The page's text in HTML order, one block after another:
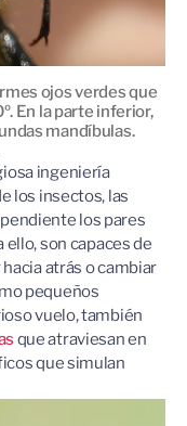
ojos verdes que
En la parte inferior,
mandíbulas.
ingeniería
los insectos, las
los pares
ello, son capaces de
atrás o cambiar
pequeños
vuelo, también
que atraviesan en
que simulan